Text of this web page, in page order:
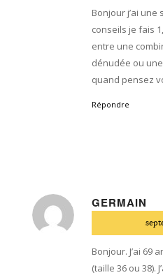
Bonjour j’ai une
conseils je fais
entre une
dénudée ou
quand pensez
Répondre
GERMAIN
:
Bonjour. J’ai 69
(taille 36 ou 38).